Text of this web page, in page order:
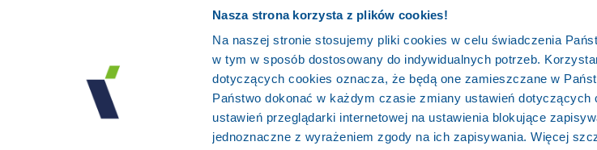
Nasza strona korzysta z plików cookies!
Na naszej stronie stosujemy pliki cookies w celu świadczenia
w tym w sposób dostosowany do indywidualnych potrzeb.
dotyczących cookies oznacza, że będą one zamieszczane w
Państwo dokonać w każdym czasie zmiany ustawień dotyczących
ustawień przeglądarki internetowej na ustawienia blokujące
jednoznaczne z wyrażeniem zgody na ich zapisywania. Więcej
email: centrala@naturobank.pl
Władze Banku Wyniki finansowe Ład Korporacyjny Dostepność
Polityka prywatności RODO Zastrzeżenia prawne